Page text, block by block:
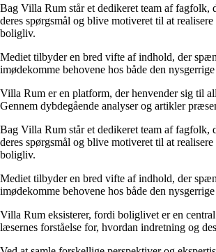
Bag Villa Rum står et dedikeret team af
deres spørgsmål og blive motiveret til at
boligliv.
Mediet tilbyder en bred vifte af indhold, der
imødekomme behovene hos både den
Villa Rum er en platform, der henvender sig til
Gennem dybdegående analyser og artikler
Bag Villa Rum står et dedikeret team af
deres spørgsmål og blive motiveret til at
boligliv.
Mediet tilbyder en bred vifte af indhold, der
imødekomme behovene hos både den
Villa Rum eksisterer, fordi boliglivet er en
læsernes forståelse for, hvordan indretning og